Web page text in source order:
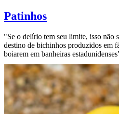
Patinhos
"Se o delírio tem seu limite, isso não
destino de bichinhos produzidos em
boiarem em banheiras